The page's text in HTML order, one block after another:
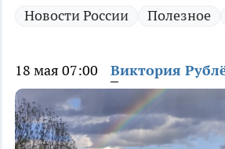
Новости России Полезное
18 мая 07:00 Виктория